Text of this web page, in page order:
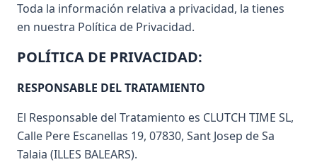
Toda la información relativa a privacidad, la tienes
en nuestra Política de Privacidad.
POLÍTICA DE PRIVACIDAD:
RESPONSABLE DEL TRATAMIENTO
El Responsable del Tratamiento es CLUTCH TIME SL,
Calle Pere Escanellas 19, 07830, Sant Josep de Sa
Talaia (ILLES BALEARS).